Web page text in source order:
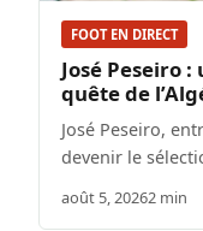
FOOT EN DIRECT
José Peseiro
quête de
José Peseiro,
devenir le
août 5, 20262 min